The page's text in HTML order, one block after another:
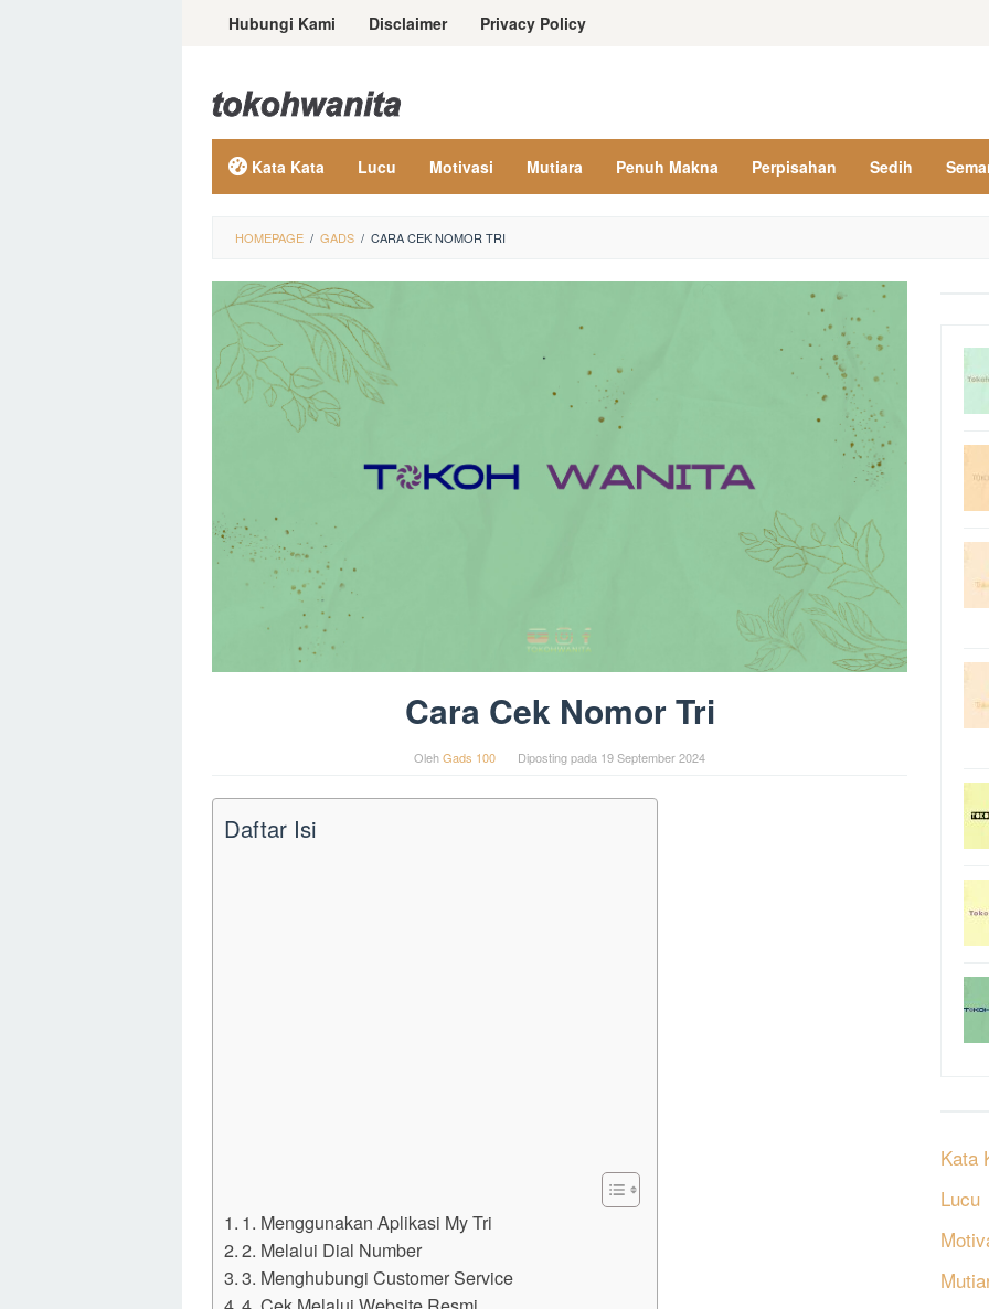
LoncatHubungi Kami Disclaimer Privacy Policy
Kata Kata Lucu Motivasi Mutiara Penuh Makna Perpisahan Sedih
HOMEPAGE / GADS / CARA CEK NOMOR TRI
Cara Cek Nomor Tri
OlehGads 100 Diposting pada 19 September 2024
Daftar Isi
1. Menggunakan Aplikasi My Tri
2. Melalui Dial Number
3. Menghubungi Customer Service
Kata
Lucu